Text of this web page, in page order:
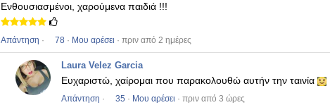
Ενθουσιασμένοι, χαρούμενα παιδιά !!!
Απάντηση · 78 · Μου αρέσει · πριν από 2 ημέρες
Laura Velez Garcia
Ευχαριστώ, χαίρομαι που παρακολουθώ αυτήν την ταινία
Απάντηση · 35 · Μου αρέσει · πριν από 3 ώρες